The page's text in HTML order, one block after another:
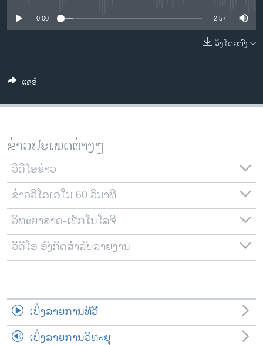
ຊີວິດຊາວລາວ
ທຸລະກິດ
ພາສາອັງກິດ
ສຽງ
ລາຍການກະຈາຍສຽງ
ລາຍງານ
ຕິດຕາມພວກເຮົາ ທີ່
ພາສາຕ່າງໆ
0:00 2:57
ລິງໂດຍກົງ
ແຊຣ໌
ຂ່າວປະເພດຕ່າງໆ
ວີດີໂອຂ່າວ
ຂ່າວວີໂອເອໃນ 60 ວິນາທີ
ວິທະຍາສາດ-ເທັກໂນໂລຈີ
ວີດີໂອ ອັງກິດສຳລັບລາຍງານ
ເບິ່ງລາຍການທີວີ
ເບິ່ງລາຍການວິທະຍຸ